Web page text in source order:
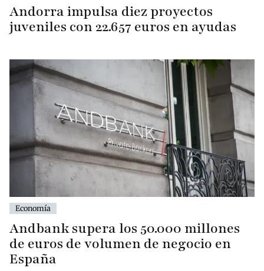
Andorra impulsa diez proyectos
juveniles con 22.657 euros en ayudas
Economía
Andbank supera los 50.000 millones
de euros de volumen de negocio en
España